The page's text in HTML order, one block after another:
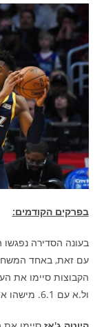
בפרקים הקודמים:
בעונה הסדירה
עם זאת, באחד
ול.א עם 6.1. מישהו אמר גמר אמיתי לא רק במזרח?